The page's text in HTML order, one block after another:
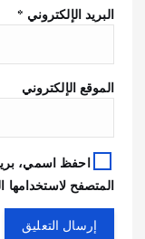
البريد الإلكتروني *
الموقع الإلكتروني
احفظ اسمي،
المتصفح لاستخدامها